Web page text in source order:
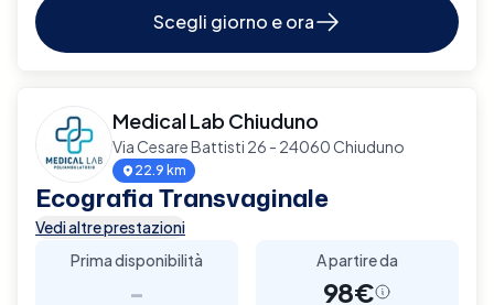
Scegli giorno e ora
Medical Lab Chiuduno
Via Cesare Battisti 26 - 24060 Chiuduno
22.9 km
Ecografia Transvaginale
Vedi altre prestazioni
Prima disponibilità
-
A partire da
98€